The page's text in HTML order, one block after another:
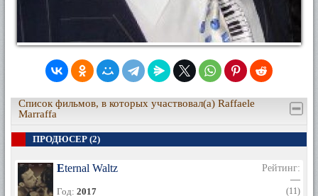
Список фильмов, в которых участвовал(а) Raffaele
Marraffa
ПРОДЮСЕР (2)
Eternal Waltz
Год: 2017
Рейтинг:
—
(11)